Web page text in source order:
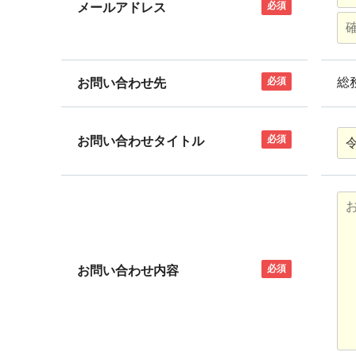
メールアドレス 必須
お問い合わせ先 必須 総
お問い合わせタイトル 必須
お問い合わせ内容 必須